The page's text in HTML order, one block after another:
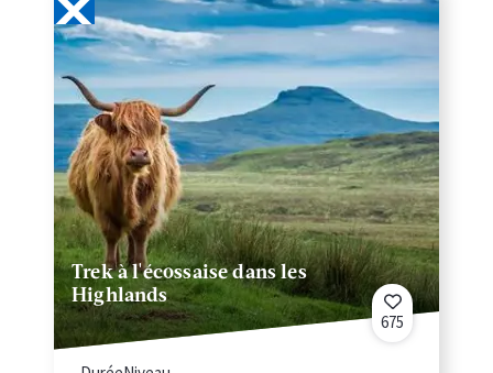
Trek à l'écossaise dans les
Highlands
675